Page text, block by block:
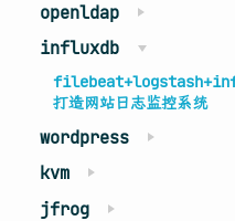
openldap
influxdb
打造网站日志监控系统
wordpress
kvm
jfrog